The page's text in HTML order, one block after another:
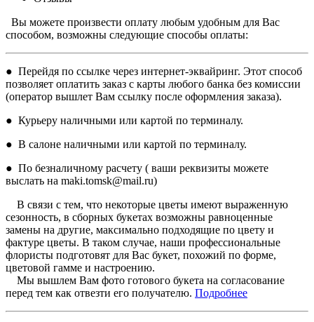
Вы можете произвести оплату любым удобным для Вас
способом, возможны следующие способы оплаты:
● Перейдя по ссылке через интернет-эквайринг. Этот способ
позволяет оплатить заказ с карты любого банка без комиссии
(оператор вышлет Вам ссылку после оформления заказа).
● Курьеру наличными или картой по терминалу.
● В салоне наличными или картой по терминалу.
● По безналичному расчету ( ваши реквизиты можете
выслать на maki.tomsk@mail.ru)
В связи с тем, что некоторые цветы имеют выраженную
сезонность, в сборных букетах возможны равноценные
замены на другие, максимально подходящие по цвету и
фактуре цветы. В таком случае, наши профессиональные
флористы подготовят для Вас букет, похожий по форме,
цветовой гамме и настроению.
Мы вышлем Вам фото готового букета на согласование
перед тем как отвезти его получателю. Подробнее